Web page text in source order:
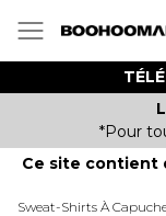
*Pour
Ce site contient
Sweat-Shirts À